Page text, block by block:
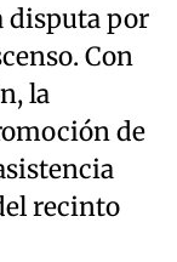
disputa por
Con
la
de
recinto